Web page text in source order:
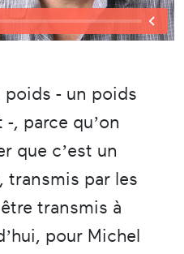
- un poids
, parce qu’on
que c’est un
transmis par les
transmis à
pour Michel